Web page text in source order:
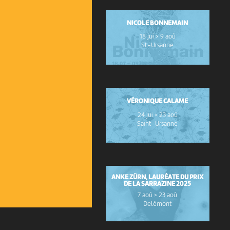
NICOLE BONNEMAIN
18 jui > 9 aoû
St-Ursanne
VÉRONIQUE CALAME
24 jui > 23 aoû
Saint-Ursanne
ANKE ZÜRN, LAURÉATE DU PRIX
DE LA SARRAZINE 2025
7 aoû > 23 aoû
Delémont